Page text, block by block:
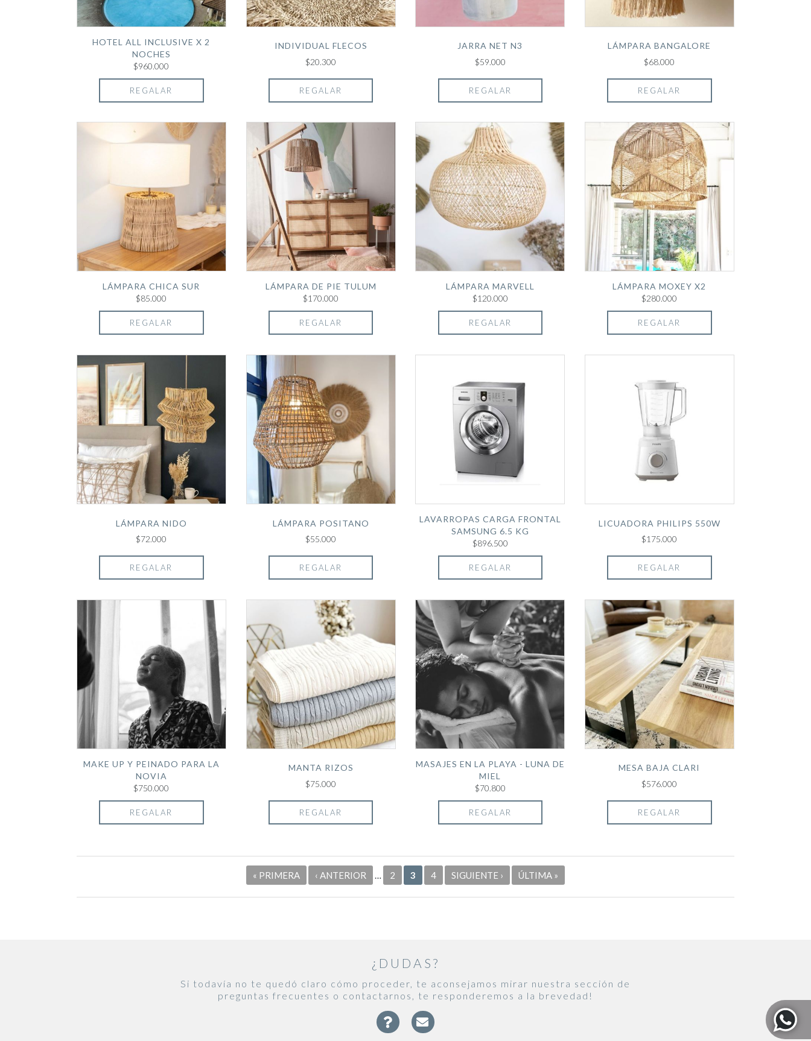
HOTEL ALL INCLUSIVE X 2
NOCHES
$960.000
REGALAR
INDIVIDUAL FLECOS
$20.300
REGALAR
JARRA NET N3
$59.000
REGALAR
LÁMPARA BANGALORE
$68.000
REGALAR
LÁMPARA CHICA SUR
$85.000
REGALAR
LÁMPARA DE PIE TULUM
$170.000
REGALAR
LÁMPARA MARVELL
$120.000
REGALAR
LÁMPARA MOXEY X2
$280.000
REGALAR
LÁMPARA NIDO
$72.000
REGALAR
LÁMPARA POSITANO
$55.000
REGALAR
LAVARROPAS CARGA FRONTAL
SAMSUNG 6.5 KG
$896.500
REGALAR
LICUADORA PHILIPS 550W
$175.000
REGALAR
MAKE UP Y PEINADO PARA LA
NOVIA
$750.000
REGALAR
MANTA RIZOS
$75.000
REGALAR
MASAJES EN LA PLAYA - LUNA DE
MIEL
$70.800
REGALAR
MESA BAJA CLARI
$576.000
REGALAR
Páginas
« PRIMERA ‹ ANTERIOR … 2 3 4 SIGUIENTE › ÚLTIMA »
¿DUDAS?
Si todavía no te quedó claro cómo proceder, te aconsejamos mirar nuestra sección de
preguntas frecuentes o contactarnos, te responderemos a la brevedad!